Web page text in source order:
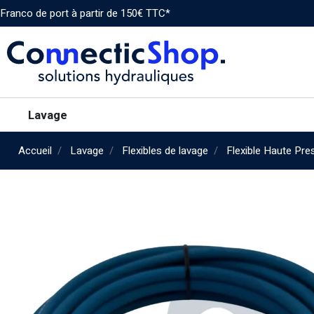
Franco de port à partir de 150€ TTC*
Lavage
Accueil Lavage Flexibles de lavage Flexible Haute